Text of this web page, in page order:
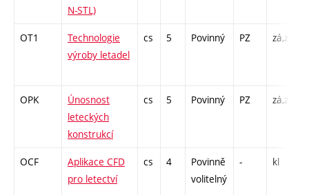
N-STL)
OT1
Technologie
výroby letadel
cs 5 Povinný PZ zá,zk
OPK
Únosnost
leteckých
konstrukcí
cs 5 Povinný PZ zá,zk
OCF
Aplikace CFD
pro letectví
cs 4
Povinně
volitelný
- kl